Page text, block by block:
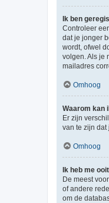
Ik ben
Controleer
dat je jonger
wordt, ofwel
volgen. Als je
mailadres
Omhoog
Waarom kan
Er zijn
van te zijn dat
Omhoog
Ik heb me
De meest
of andere
om de